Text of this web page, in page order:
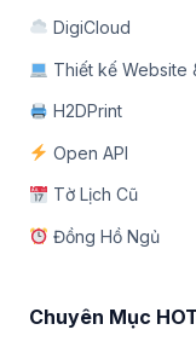
DigiCloud
Thiết kế Website
H2DPrint
Open API
Tờ Lịch Cũ
Đồng Hồ Ngủ
Chuyên Mục